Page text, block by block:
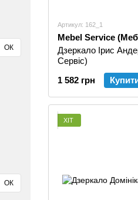
Артикул: 162_1
Mebel Service
Дзеркало Ірис
Сервіс)
1 582 грн
ХІТ
ОК
ОК